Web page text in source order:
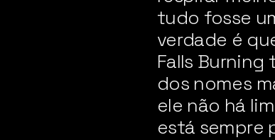
tudo fosse
verdade é
Falls
dos nomes
ele não há
está sempre